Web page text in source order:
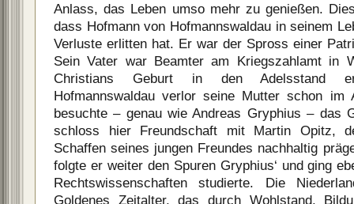
Anlass, das Leben umso mehr zu genießen.
dass Hofmann von Hofmannswaldau in seinem
Verluste erlitten hat. Er war der Spross einer
Sein Vater war Beamter am Kriegszahlamt in
Christians Geburt in den Adelsstand
Hofmannswaldau verlor seine Mutter schon
besuchte – genau wie Andreas Gryphius – das
schloss hier Freundschaft mit Martin Opitz,
Schaffen seines jungen Freundes nachhaltig
folgte er weiter den Spuren Gryphius‘ und ging
Rechtswissenschaften studierte. Die
Goldenes Zeitalter, das durch Wohlstand,